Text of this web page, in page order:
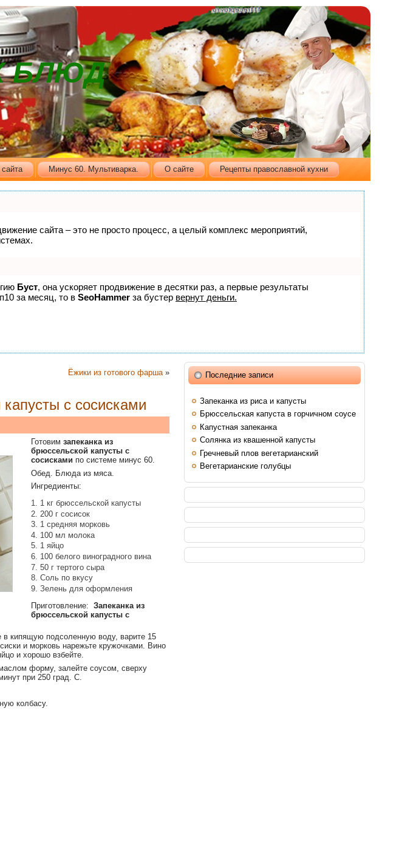
БЛЮД
Минус 60. Мультиварка. О сайте Рецепты православной кухни
сайта – это не просто процесс, а целый комплекс мероприятий,
Буст, она ускоряет продвижение в десятки раз, а первые результаты
за месяц, то в SeoHammer за бустер вернут деньги.
Ёжики из готового фарша»
с сосисками
Готовим запеканка из
брюссельской капусты с
сосисками по системе минус 60.
Обед. Блюда из мяса.
Ингредиенты:
1 кг брюссельской капусты
200 г сосисок
1 средняя морковь
100 мл молока
1 яйцо
100 белого виноградного вина
50 г тертого сыра
Соль по вкусу
Зелень для оформления
Приготовление: Запеканка из
брюссельской капусты с
в кипящую подсоленную воду, варите 15
и морковь нарежьте кружочками. Вино
и хорошо взбейте.
форму, залейте соусом, сверху
при 250 град. С.
колбасу.
Последние записи
Запеканка из риса и капусты
Брюссельская капуста в горчичном соусе
Капустная запеканка
Солянка из квашенной капусты
Гречневый плов вегетарианский
Вегетарианские голубцы